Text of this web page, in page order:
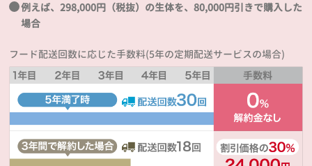
例えば、298,000円（税抜）の生体を、80,000円引きで購入した
場合
フード配送回数に応じた手数料(5年の定期配送サービスの場合)